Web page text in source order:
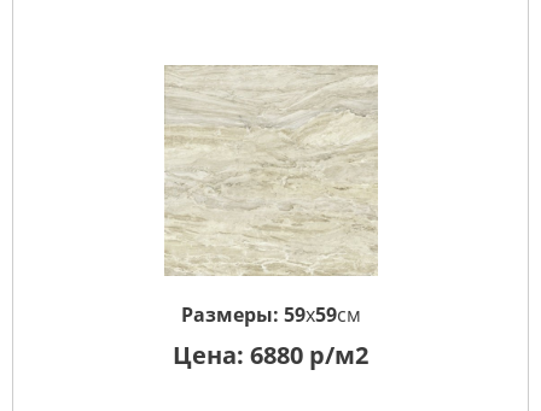
Размеры: 59x59см
Цена: 6880 р/м2